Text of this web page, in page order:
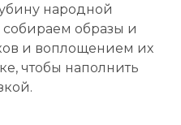
народной
образы и
и воплощением их
чтобы наполнить